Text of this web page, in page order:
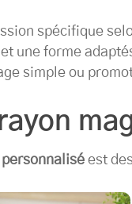
spécifique
une forme
simple ou
est